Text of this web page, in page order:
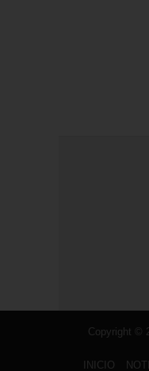
Copyright ©
INICIO